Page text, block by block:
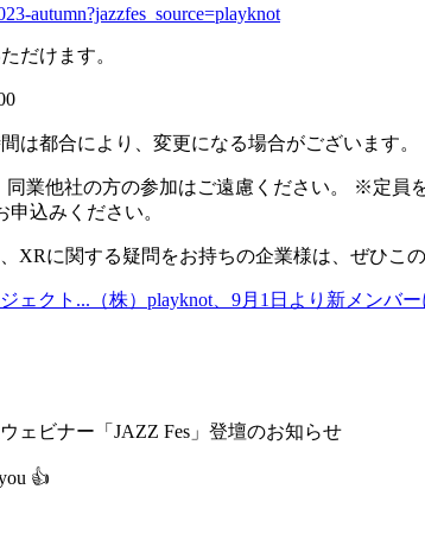
autumn?jazzfes_source=playknot
だけます。
は都合により、変更になる場合がございます。
業他社の方の参加はご遠慮ください。 ※定
込みください。
XRに関する疑問をお持ちの企業様は、ぜひこ
ェクト... （株）playknot、9月1日より新メンバー
ェビナー「JAZZ Fes」登壇のお知らせ
👍